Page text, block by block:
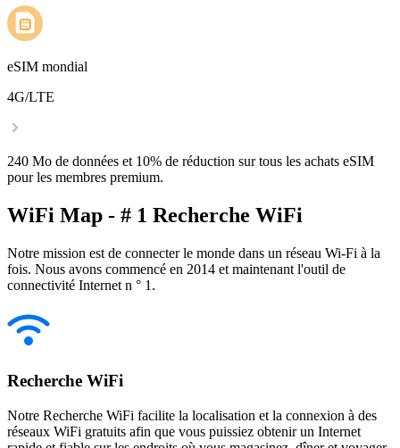
eSIM mondial
4G/LTE
240 Mo de données et 10% de réduction sur tous les achats eSIM
pour les membres premium.
WiFi Map - # 1 Recherche WiFi
Notre mission est de connecter le monde dans un réseau Wi-Fi à la
fois. Nous avons commencé en 2014 et maintenant l'outil de
connectivité Internet n ° 1.
Recherche WiFi
Notre Recherche WiFi facilite la localisation et la connexion à des
réseaux WiFi gratuits afin que vous puissiez obtenir un Internet